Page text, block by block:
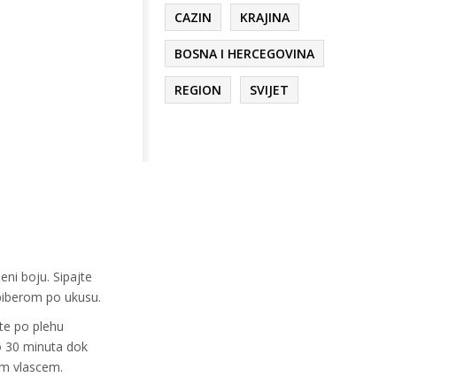
boju. Sipajte
po ukusu.
po plehu
30 minuta dok
vlascem.
CAZIN KRAJINA
BOSNA I HERCEGOVINA
REGION SVIJET